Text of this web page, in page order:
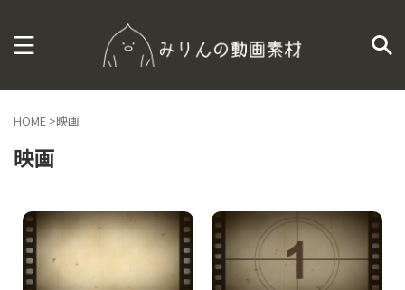
HOME >映画
映画